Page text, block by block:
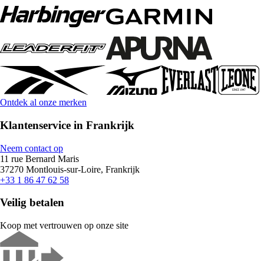
Ontdek al onze merken
Klantenservice in Frankrijk
Neem contact op
11 rue Bernard Maris
37270 Montlouis-sur-Loire, Frankrijk
+33 1 86 47 62 58
Veilig betalen
Koop met vertrouwen op onze site